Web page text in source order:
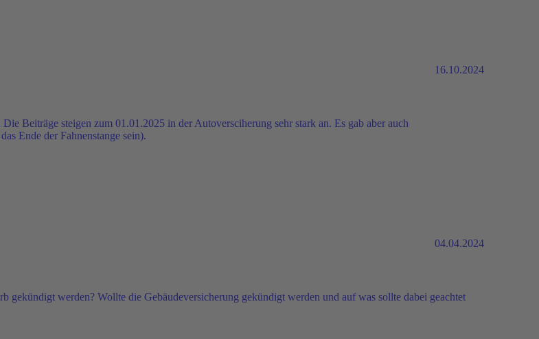
16.10.2024
Beiträge steigen zum 01.01.2025 in der Autoversciherung sehr stark an. Es gab aber auch
Ende der Fahnenstange sein).
04.04.2024
gekündigt werden? Wollte die Gebäudeversicherung gekündigt werden und auf was sollte dabei geachtet